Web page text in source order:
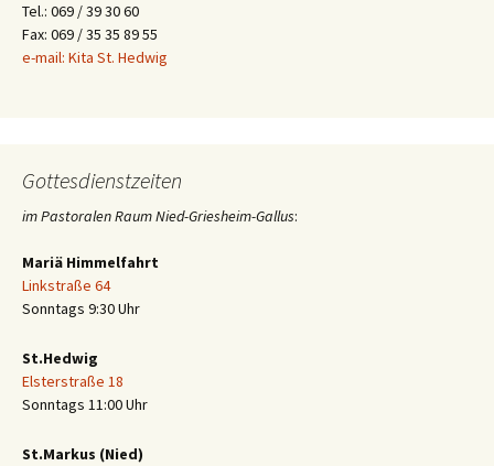
Tel.: 069 / 39 30 60
Fax: 069 / 35 35 89 55
e-mail: Kita St. Hedwig
Gottesdienstzeiten
im Pastoralen Raum Nied-Griesheim-Gallus:
Mariä Himmelfahrt
Linkstraße 64
Sonntags 9:30 Uhr
St.Hedwig
Elsterstraße 18
Sonntags 11:00 Uhr
St.Markus (Nied)